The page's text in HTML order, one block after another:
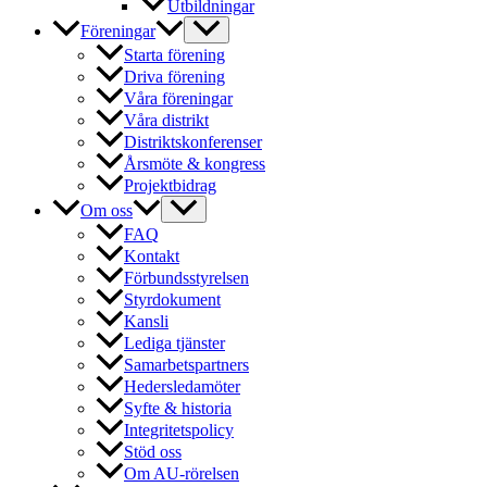
Utbildningar
Föreningar
Starta förening
Driva förening
Våra föreningar
Våra distrikt
Distriktskonferenser
Årsmöte & kongress
Projektbidrag
Om oss
FAQ
Kontakt
Förbundsstyrelsen
Styrdokument
Kansli
Lediga tjänster
Samarbetspartners
Hedersledamöter
Syfte & historia
Integritetspolicy
Stöd oss
Om AU-rörelsen